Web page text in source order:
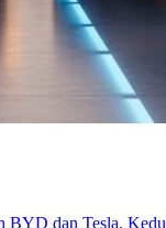
dan Tesla.